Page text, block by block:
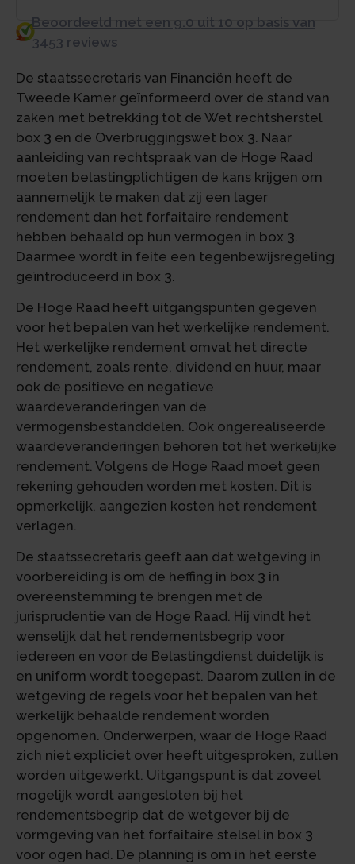
Beoordeeld met een 9.0 uit 10 op basis van
3453 reviews
De staatssecretaris van Financiën heeft de
Tweede Kamer geïnformeerd over de stand van
zaken met betrekking tot de Wet rechtsherstel
box 3 en de Overbruggingswet box 3. Naar
aanleiding van rechtspraak van de Hoge Raad
moeten belastingplichtigen de kans krijgen om
aannemelijk te maken dat zij een lager
rendement dan het forfaitaire rendement
hebben behaald op hun vermogen in box 3.
Daarmee wordt in feite een tegenbewijsregeling
geïntroduceerd in box 3.
De Hoge Raad heeft uitgangspunten gegeven
voor het bepalen van het werkelijke rendement.
Het werkelijke rendement omvat het directe
rendement, zoals rente, dividend en huur, maar
ook de positieve en negatieve
waardeveranderingen van de
vermogensbestanddelen. Ook ongerealiseerde
waardeveranderingen behoren tot het werkelijke
rendement. Volgens de Hoge Raad moet geen
rekening gehouden worden met kosten. Dit is
opmerkelijk, aangezien kosten het rendement
verlagen.
De staatssecretaris geeft aan dat wetgeving in
voorbereiding is om de heffing in box 3 in
overeenstemming te brengen met de
jurisprudentie van de Hoge Raad. Hij vindt het
wenselijk dat het rendementsbegrip voor
iedereen en voor de Belastingdienst duidelijk is
en uniform wordt toegepast. Daarom zullen in de
wetgeving de regels voor het bepalen van het
werkelijk behaalde rendement worden
opgenomen. Onderwerpen, waar de Hoge Raad
zich niet expliciet over heeft uitgesproken, zullen
worden uitgewerkt. Uitgangspunt is dat zoveel
mogelijk wordt aangesloten bij het
rendementsbegrip dat de wetgever bij de
vormgeving van het forfaitaire stelsel in box 3
voor ogen had. De planning is om in het eerste